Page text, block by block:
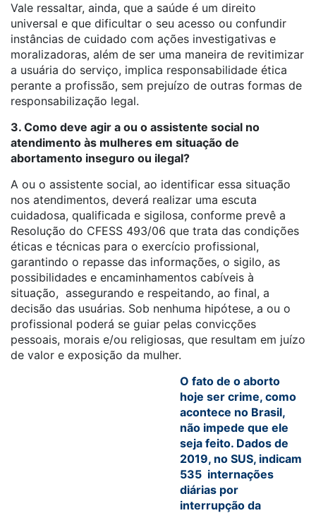
Vale ressaltar, ainda, que a saúde é um direito
universal e que dificultar o seu acesso ou confundir
instâncias de cuidado com ações investigativas e
moralizadoras, além de ser uma maneira de revitimizar
a usuária do serviço, implica responsabilidade ética
perante a profissão, sem prejuízo de outras formas de
responsabilização legal.
3. Como deve agir a ou o assistente social no
atendimento às mulheres em situação de
abortamento inseguro ou ilegal?
A ou o assistente social, ao identificar essa situação
nos atendimentos, deverá realizar uma escuta
cuidadosa, qualificada e sigilosa, conforme prevê a
Resolução do CFESS 493/06 que trata das condições
éticas e técnicas para o exercício profissional,
garantindo o repasse das informações, o sigilo, as
possibilidades e encaminhamentos cabíveis à
situação, assegurando e respeitando, ao final, a
decisão das usuárias. Sob nenhuma hipótese, a ou o
profissional poderá se guiar pelas convicções
pessoais, morais e/ou religiosas, que resultam em juízo
de valor e exposição da mulher.
O fato de o aborto
hoje ser crime, como
acontece no Brasil,
não impede que ele
seja feito. Dados de
2019, no SUS, indicam
535 internações
diárias por
interrupção da